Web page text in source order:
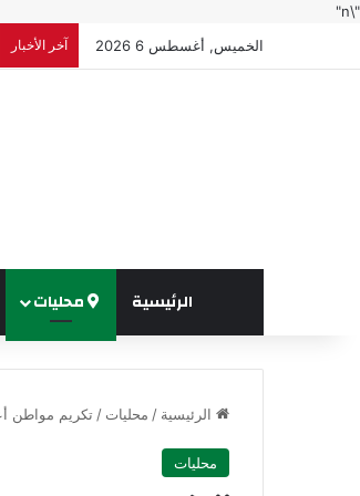
"\n"
الخميس, أغسطس 6 2026
آخر الأخبار
الرئيسية محليات
الرئيسية / محليات / تكريم مواطن
محليات